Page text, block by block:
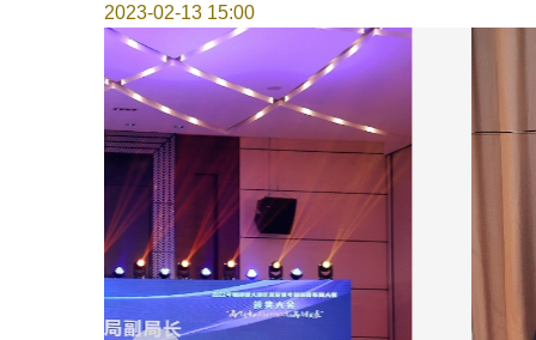
2023-02-13 15:00